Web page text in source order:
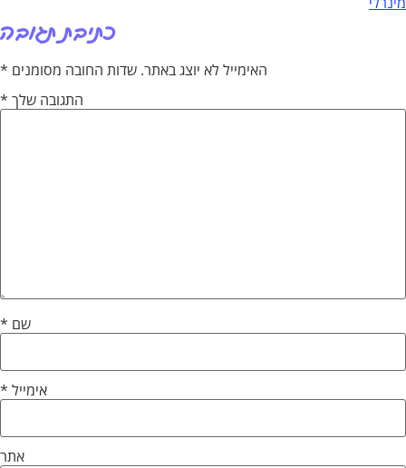
כתיבת תגובה
האימייל לא יוצג באתר. שדות החובה מסומנים*